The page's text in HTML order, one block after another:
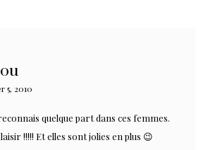
5, 2010
quelque part dans ces femmes.
!!!!! Et elles sont jolies en plus 😉